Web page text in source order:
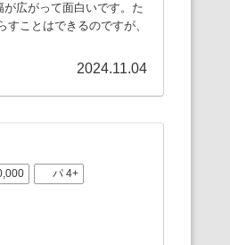
広がって面白いです。た
ことはできるのですが、
2024.11.04
パ 4+